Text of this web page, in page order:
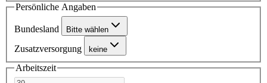
Persönliche Angaben
Bundesland Bitte wählen
Zusatzversorgung keine
Arbeitszeit